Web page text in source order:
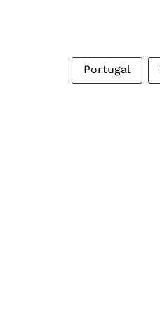
Portugal